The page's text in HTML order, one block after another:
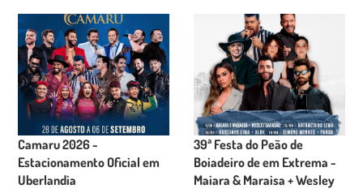
Camaru 2026 -
Estacionamento Oficial em
Uberlandia
39ª Festa do Peão de
Boiadeiro de em Extrema -
Maiara & Maraisa + Wesley